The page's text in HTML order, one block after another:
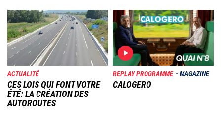
Image
ACTUALITÉ
CES LOIS QUI FONT VOTRE
ÉTÉ: LA CRÉATION DES
AUTOROUTES
Image
REPLAY PROGRAMME MAGAZINE
CALOGERO